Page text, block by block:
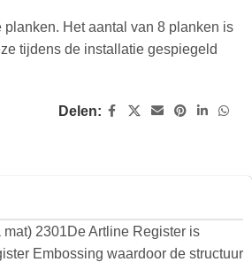
planken. Het aantal van 8 planken is
tijdens de installatie gespiegeld
Delen:
2301De Artline Register is
Embossing waardoor de structuur